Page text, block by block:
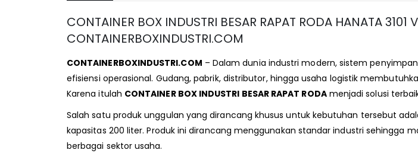
CONTAINER BOX INDUSTRI BESAR RAPAT RODA HANATA
CONTAINERBOXINDUSTRI.COM
CONTAINERBOXINDUSTRI.COM – Dalam dunia industri modern, sistem
efisiensi operasional. Gudang, pabrik, distributor, hingga usaha logistik
Karena itulah CONTAINER BOX INDUSTRI BESAR RAPAT RODAmenjadi solusi
Salah satu produk unggulan yang dirancang khusus untuk kebutuhan tersebut
kapasitas 200 liter. Produk ini dirancang menggunakan standar industri
berbagai sektor usaha.